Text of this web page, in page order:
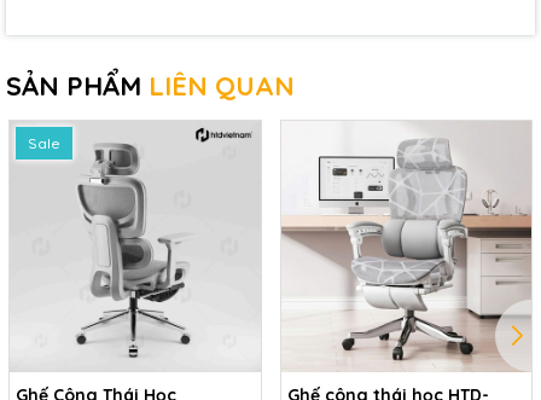
SẢN PHẨM LIÊN QUAN
Sale
Ghế Công Thái Học
Ghế công thái học HTD-